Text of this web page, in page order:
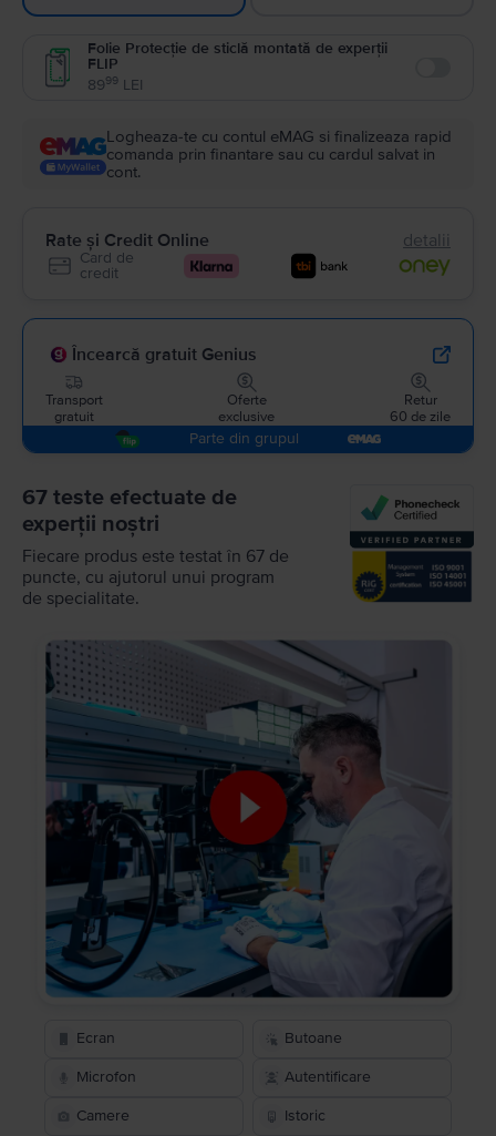
Folie Protecție de sticlă montată de experții
FLIP
8999 LEI
Logheaza-te cu contul eMAG si finalizeaza rapid
comanda prin finantare sau cu cardul salvat in
cont.
Rate și Credit Online detalii
Card de
credit
Încearcă gratuit Genius
Transport
gratuit
Oferte
exclusive
Retur
60 de zile
Parte din grupul
67 teste efectuate de
experții noștri
Fiecare produs este testat în 67 de
puncte, cu ajutorul unui program
de specialitate.
Ecran Butoane
Microfon Autentificare
Camere Istoric